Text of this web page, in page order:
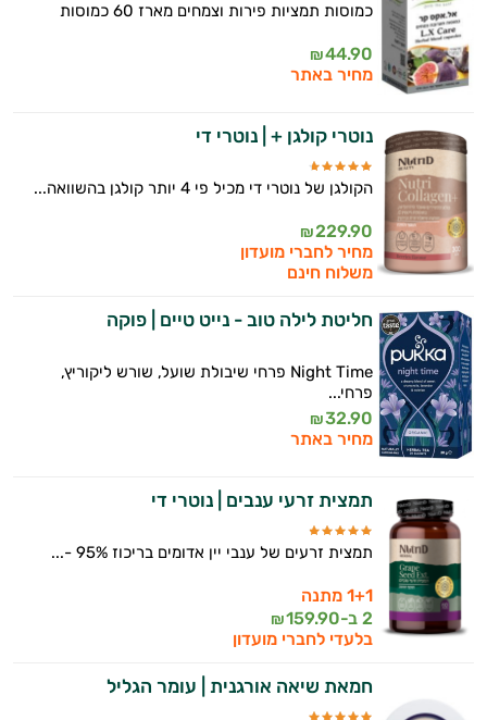
כמוסות תמציות פירות וצמחים מארז 60 כמוסות
44.90
₪
מחיר באתר
נוטרי קולגן + | נוטרי די
הקולגן של נוטרי די מכיל פי 4 יותר קולגן בהשוואה...
229.90
₪
מחיר לחברי מועדון
משלוח חינם
חליטת לילה טוב - נייט טיים | פוקה
Night Time פרחי שיבולת שועל, שורש ליקוריץ,
פרחי...
32.90
₪
מחיר באתר
תמצית זרעי ענבים | נוטרי די
תמצית זרעים של ענבי יין אדומים בריכוז 95% -...
1+1 מתנה
2 ב-
159.90
₪
בלעדי לחברי מועדון
חמאת שיאה אורגנית | עומר הגליל